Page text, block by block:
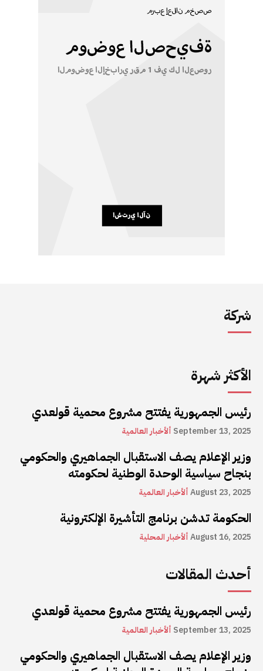
شركة
الأكثر شهرة
رئيس الجمهورية يفتتح مشروع محمية قولعدي
ألأخبار العالمية September 13, 2025
وزير الإعلام يصف الاستقبال الجماهيري والحكومي
بنجاح سياسية الوحدة الوطنية لحكومته
ألأخبار العالميةAugust 23, 2025
الحكومة تدشن برنامج التأشيرة الإلكترونية
ألأخبار المحليةAugust 16, 2025
أحدث المقالات
رئيس الجمهورية يفتتح مشروع محمية قولعدي
ألأخبار العالمية September 13, 2025
وزير الإعلام يصف الاستقبال الجماهيري والحكومي